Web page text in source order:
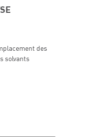
des
solvants